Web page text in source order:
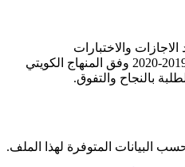
للفصل الأول من العام الدراسي 2019-2020 وفق المنهاج الكويتي
بالنجاح والتفوق.
البيانات المتوفرة لهذا الملف.